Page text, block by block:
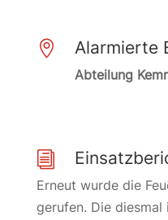
 Alarmierte
Abteilung
i
Erneut wurde die
gerufen. Die